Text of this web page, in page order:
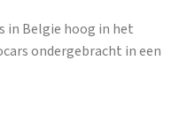
in Belgie hoog in het
ondergebracht in een